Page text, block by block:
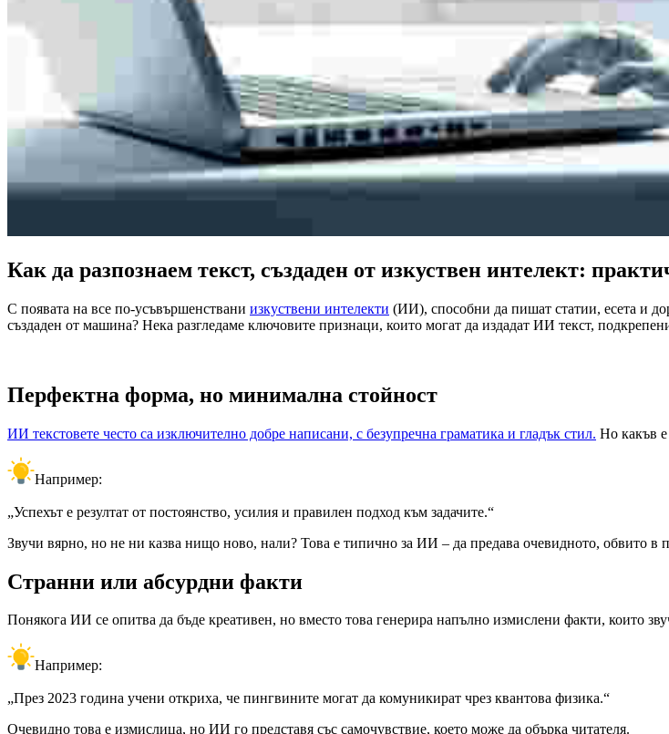
Как да разпознаем текст, създаден от изкуствен интелект:
С появата на все по-усъвършенствани изкуствени интелекти (ИИ), способни да пишат статии, есета и
създаден от машина? Нека разгледаме ключовите признаци, които могат да издадат ИИ текст,
Перфектна форма, но минимална стойност
ИИ текстовете често са изключително добре написани, с безупречна граматика и гладък стил. Но какъв
Например:
„Успехът е резултат от постоянство, усилия и правилен подход към задачите.“
Звучи вярно, но не ни казва нищо ново, нали? Това е типично за ИИ – да предава очевидното, обвито в
Странни или абсурдни факти
Понякога ИИ се опитва да бъде креативен, но вместо това генерира напълно измислени факти, които
Например:
„През 2023 година учени откриха, че пингвините могат да комуникират чрез квантова физика.“
Очевидно това е измислица, но ИИ го представя със самочувствие, което може да обърка читателя.